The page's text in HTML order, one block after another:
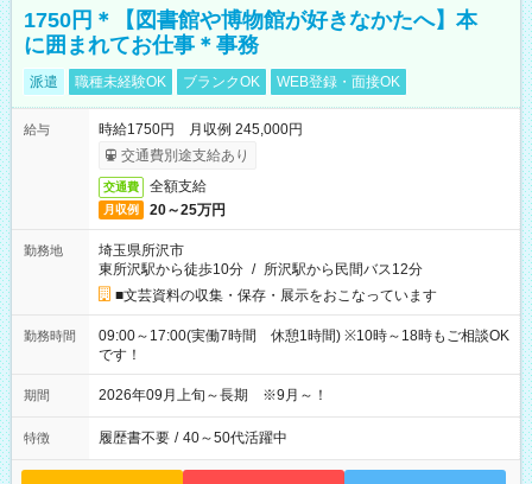
1750円＊【図書館や博物館が好きなかたへ】本
に囲まれてお仕事＊事務
派遣 職種未経験OK ブランクOK WEB登録・面接OK
給与
時給1750円 月収例 245,000円
交通費別途支給あり
交通費 全額支給
月収例 20～25万円
勤務地
埼玉県所沢市
東所沢駅から徒歩10分 / 所沢駅から民間バス12分
■文芸資料の収集・保存・展示をおこなっています
勤務時間
09:00～17:00(実働7時間 休憩1時間) ※10時～18時もご相談OK
です！
期間 2026年09月上旬～長期 ※9月～！
特徴 履歴書不要 / 40～50代活躍中